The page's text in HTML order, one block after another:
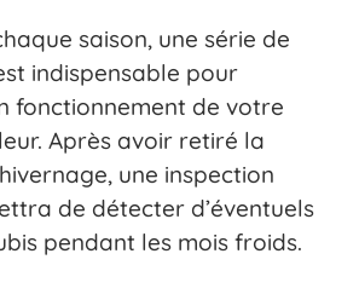
saison, une série de
indispensable pour
fonctionnement de votre
Après avoir retiré la
une inspection
de détecter d’éventuels
pendant les mois froids.